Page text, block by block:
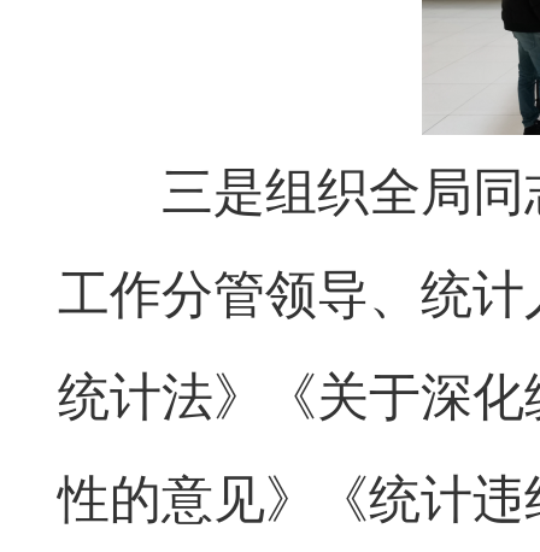
三是组织全局同
工作分管领导、统
统计法》《关于深
性的意见》《统计